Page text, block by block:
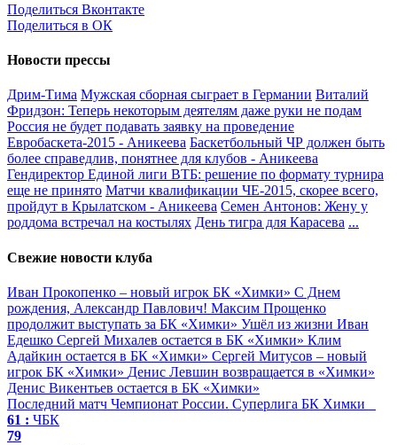
Поделиться Вконтакте
Поделиться в ОК
Новости прессы
Дрим-Тима Мужская сборная сыграет в Германии Виталий
Фридзон: Теперь некоторым деятелям даже руки не подам
Россия не будет подавать заявку на проведение
Евробаскета-2015 - Аникеева Баскетбольный ЧР должен быть
более справедлив, понятнее для клубов - Аникеева
Гендиректор Единой лиги ВТБ: решение по формату турнира
еще не принято Матчи квалификации ЧЕ-2015, скорее всего,
пройдут в Крылатском - Аникеева Семен Антонов: Жену у
роддома встречал на костылях День тигра для Карасева ...
Свежие новости клуба
Иван Прокопенко – новый игрок БК «Химки» С Днем
рождения, Александр Павлович! Максим Прощенко
продолжит выступать за БК «Химки» Ушёл из жизни Иван
Едешко Сергей Михалев остается в БК «Химки» Клим
Адайкин остается в БК «Химки» Сергей Митусов – новый
игрок БК «Химки» Денис Левшин возвращается в «Химки»
Денис Викентьев остается в БК «Химки»
Последний матч Чемпионат России. Суперлига БК Химки
61 : ЧБК
79